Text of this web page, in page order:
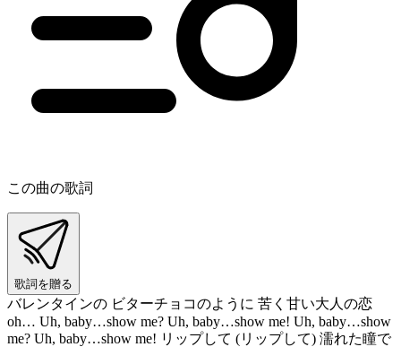
この曲の歌詞
歌詞を贈る
バレンタインの ビターチョコのように 苦く甘い大人の恋
oh… Uh, baby…show me? Uh, baby…show me! Uh, baby…show
me? Uh, baby…show me! リップして (リップして) 濡れた瞳で